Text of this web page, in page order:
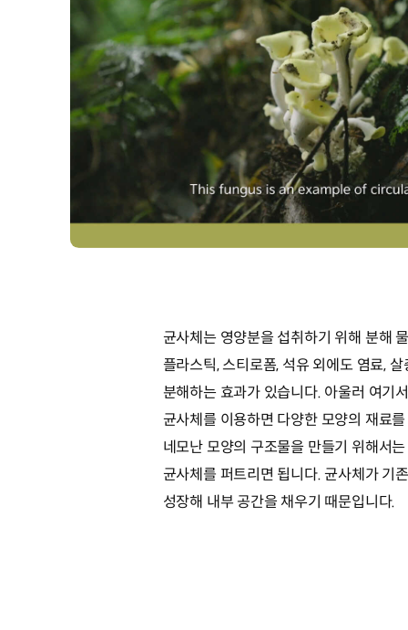
균사체는 영양분을 섭취하기 위해 분해
플라스틱, 스티로폼, 석유 외에도 염료,
분해하는 효과가 있습니다. 아울러 여기
균사체를 이용하면 다양한 모양의 재료
네모난 모양의 구조물을 만들기 위해서
균사체를 퍼트리면 됩니다. 균사체가 기
성장해 내부 공간을 채우기 때문입니다.